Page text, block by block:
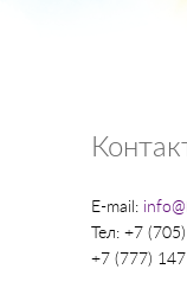
E-mail:
Тел: +7
+7 (777)